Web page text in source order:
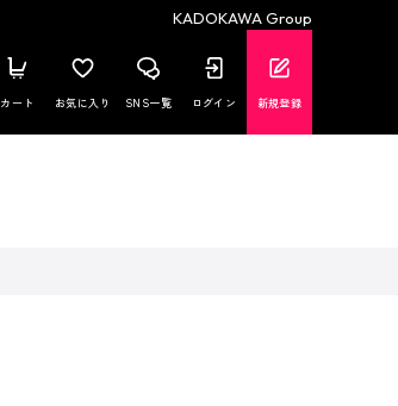
KADOKAWA Group
カート お気に入り SNS一覧 ログイン 新規登録